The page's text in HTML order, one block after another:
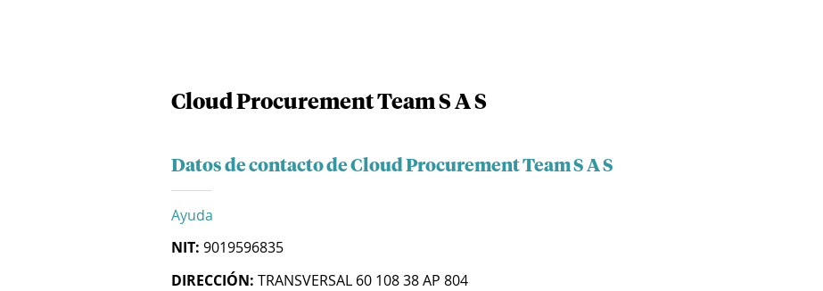
Cloud Procurement Team S A S
Datos de contacto de Cloud Procurement Team S A S
Ayuda
NIT: 9019596835
DIRECCIÓN: TRANSVERSAL 60 108 38 AP 804